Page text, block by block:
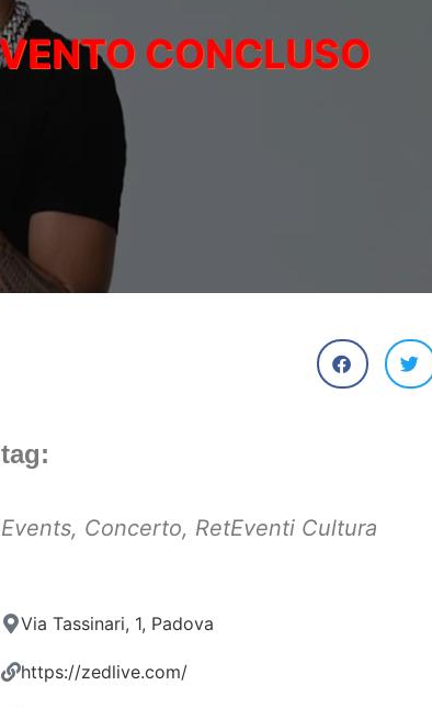
tag:
Events, Concerto, RetEventi Cultura
Via Tassinari, 1, Padova
https://zedlive.com/